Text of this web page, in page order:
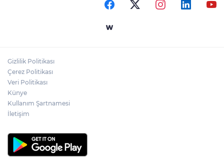
Gizlilik Politikası
Çerez Politikası
Veri Politikası
Künye
Kullanım Şartnamesi
İletişim